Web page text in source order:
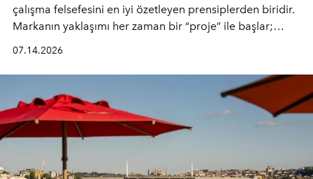
çalışma felsefesini en iyi özetleyen prensiplerden biridir.
Markanın yaklaşımı her zaman bir “proje” ile başlar;
(savoir-faire) buluşan parçalara dönüştürmek.
07.14.2026